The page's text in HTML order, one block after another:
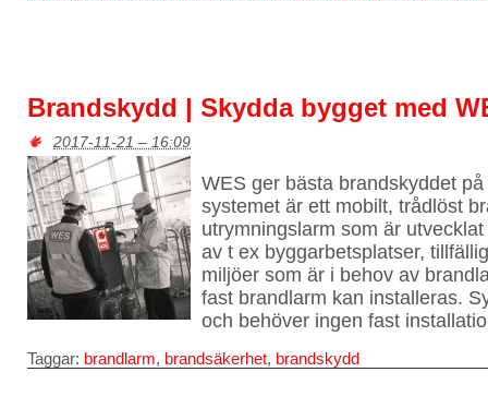
Brandskydd | Skydda bygget med
2017-11-21 – 16:09
WES ger bästa brandskyddet
systemet är ett mobilt, trådlöst
utrymningslarm som är
av t ex byggarbetsplatser,
miljöer som är i behov av
fast brandlarm kan installeras.
och behöver ingen fast
Taggar: brandlarm, brandsäkerhet, brandskydd